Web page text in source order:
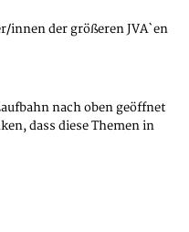
innen der größeren JVA`en
nach oben geöffnet
dass diese Themen in